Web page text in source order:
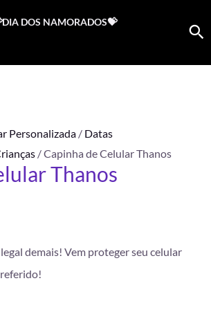
DOS NAMORADOS💝
Personalizada / Datas
/ Capinha de Celular Thanos
Thanos
demais! Vem proteger seu celular